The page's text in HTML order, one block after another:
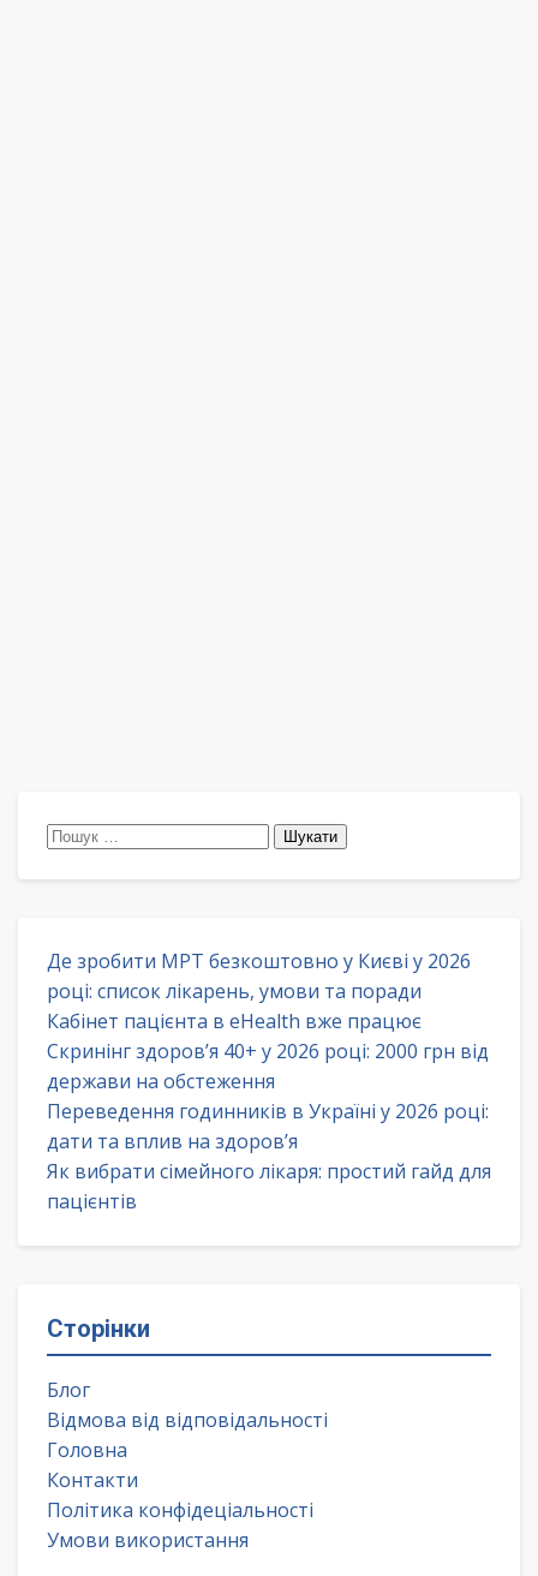
Пошук:
Де зробити МРТ безкоштовно у Києві у 2026
році: список лікарень, умови та поради
Кабінет пацієнта в eHealth вже працює
Скринінг здоров’я 40+ у 2026 році: 2000 грн від
держави на обстеження
Переведення годинників в Україні у 2026 році:
дати та вплив на здоров’я
Як вибрати сімейного лікаря: простий гайд для
пацієнтів
Сторінки
Блог
Відмова від відповідальності
Головна
Контакти
Політика конфідеціальності
Умови використання